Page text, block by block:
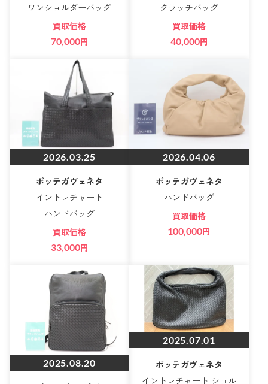
ワンショルダーバッグ
買取価格
70,000円
クラッチバッグ
買取価格
40,000円
2026.03.25
ボッテガヴェネタ
イントレチャート
ハンドバッグ
買取価格
33,000円
2026.04.06
ボッテガヴェネタ
ハンドバッグ
買取価格
100,000円
2025.08.20
2025.07.01
ボッテガヴェネタ
イントレチャート ショル